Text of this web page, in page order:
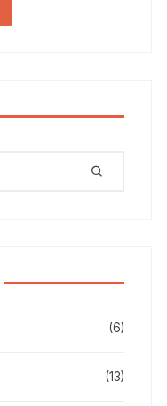
(6)
(13)